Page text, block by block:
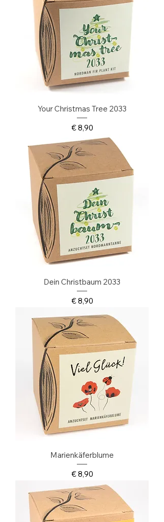
Your Christmas Tree 2033
Preis
€ 8,90
Dein Christbaum 2033
Preis
€ 8,90
Marienkäferblume
Preis
€ 8,90